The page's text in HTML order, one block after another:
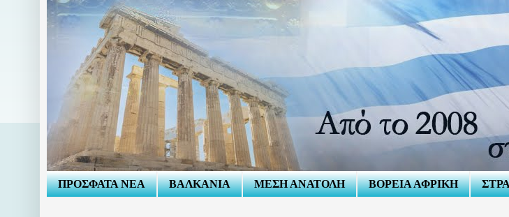
ΠΡΟΣΦΑΤΑ ΝΕΑ ΒΑΛΚΑΝΙΑ ΜΕΣΗ ΑΝΑΤΟΛΗ ΒΟΡΕΙΑ ΑΦΡΙΚΗ